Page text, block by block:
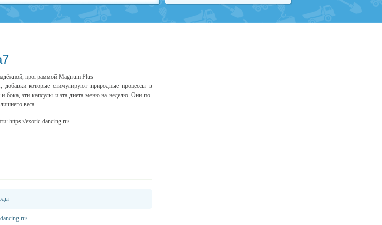
программой Magnum Plus
которые стимулируют природные процессы в
и бока, эти капсулы и эта диета меню на неделю. Они по-
веса.
https://exotic-dancing.ru/